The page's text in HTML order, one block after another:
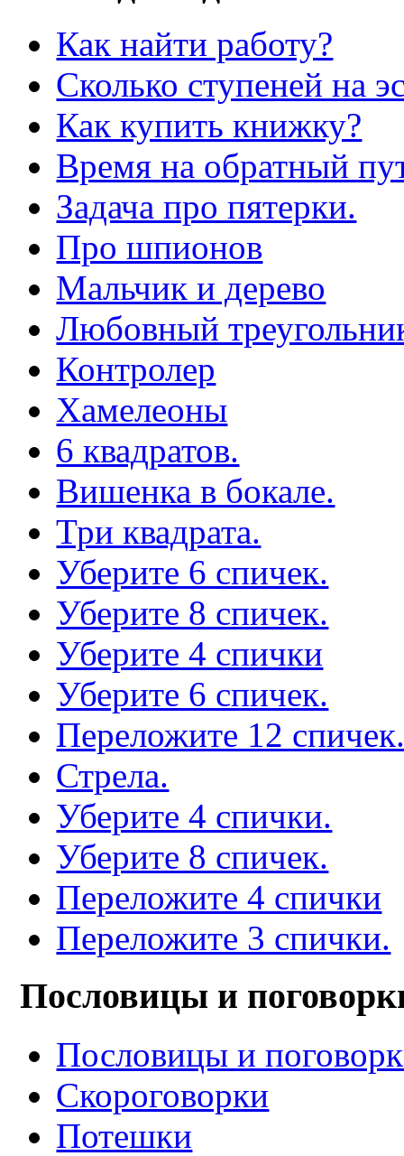
Как найти работу?
Сколько ступеней на
Как купить книжку?
Время на обратный
Задача про пятерки.
Про шпионов
Мальчик и дерево
Любовный
Контролер
Хамелеоны
6 квадратов.
Вишенка в бокале.
Три квадрата.
Уберите 6 спичек.
Уберите 8 спичек.
Уберите 4 спички
Уберите 6 спичек.
Переложите 12
Стрела.
Уберите 4 спички.
Уберите 8 спичек.
Переложите 4 спички
Переложите 3 спички.
Пословицы и
Пословицы и
Скороговорки
Потешки